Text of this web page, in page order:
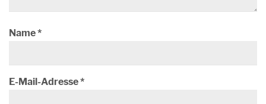
Name*
E-Mail-Adresse*